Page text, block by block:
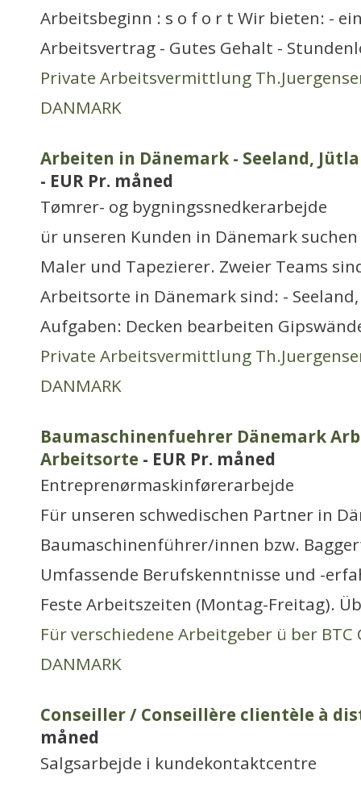
Arbeitsbeginn : s o f o r t Wir bieten: -
Arbeitsvertrag - Gutes Gehalt -
Private Arbeitsvermittlung
DANMARK
Arbeiten in Dänemark - Seeland,
- EUR Pr. måned
Tømrer- og bygningssnedkerarbejde
ür unseren Kunden in Dänemark
Maler und Tapezierer. Zweier Teams
Arbeitsorte in Dänemark sind: -
Aufgaben: Decken bearbeiten
Private Arbeitsvermittlung
DANMARK
Baumaschinenfuehrer Dänemark
Arbeitsorte - EUR Pr. måned
Entreprenørmaskinførerarbejde
Für unseren schwedischen Partner in
Baumaschinenführer/innen bzw.
Umfassende Berufskenntnisse und -
Feste Arbeitszeiten (Montag-Freitag).
Für verschiedene Arbeitgeber ü ber BTC
DANMARK
Conseiller / Conseillère clientèle à
måned
Salgsarbejde i kundekontaktcentre